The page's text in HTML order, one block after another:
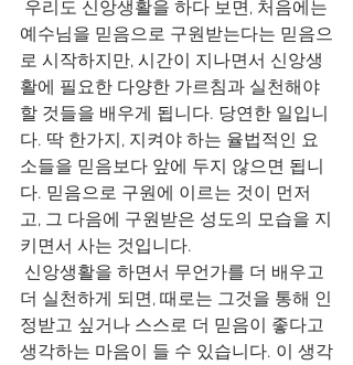
예수님을 믿음으로 구원받는다는 믿음으
로 시작하지만, 시간이 지나면서 신앙생
활에 필요한 다양한 가르침과 실천해야
할 것들을 배우게 됩니다. 당연한 일입니
다. 딱 한가지, 지켜야 하는 율법적인 요
소들을 믿음보다 앞에 두지 않으면 됩니
다. 믿음으로 구원에 이르는 것이 먼저
고, 그 다음에 구원받은 성도의 모습을 지
키면서 사는 것입니다.
더 실천하게 되면, 때로는 그것을 통해 인
정받고 싶거나 스스로 더 믿음이 좋다고
생각하는 마음이 들 수 있습니다. 이 생각